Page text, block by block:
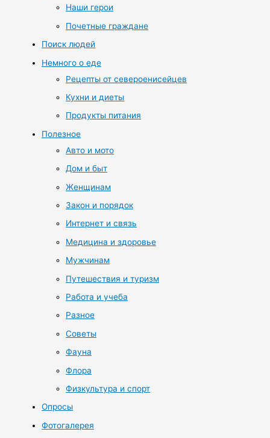
Наши герои
Почетные граждане
Поиск людей
Немного о еде
Рецепты от североенисейцев
Кухни и диеты
Продукты питания
Полезное
Авто и мото
Дом и быт
Женщинам
Закон и порядок
Интернет и связь
Медицина и здоровье
Мужчинам
Путешествия и туризм
Работа и учеба
Разное
Советы
Фауна
Флора
Физкультура и спорт
Опросы
Фотогалерея